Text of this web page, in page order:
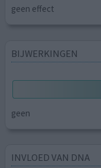
geen effect
BIJWERKINGEN
geen
INVLOED VAN DNA